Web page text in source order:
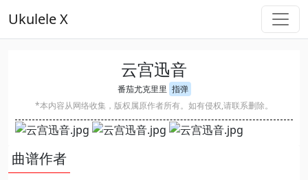
Ukulele X
云宫迅音
番茄尤克里里 指弹
*本内容从网络收集，版权属原作者所有。如有侵权,请联系删除。
曲谱作者